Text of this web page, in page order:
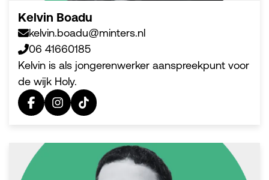
Kelvin Boadu
kelvin.boadu@minters.nl
06 41660185
Kelvin is als jongerenwerker aanspreekpunt voor
de wijk Holy.